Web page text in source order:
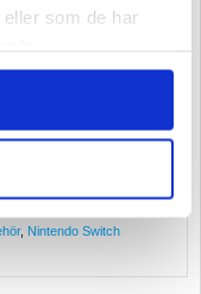
som de har
, Nintendo Switch